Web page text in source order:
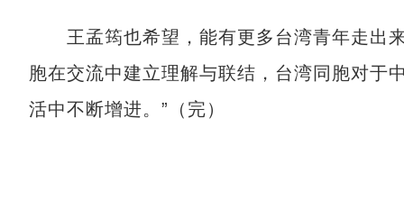
王孟筠也希望，能有更多台湾青年走出来
胞在交流中建立理解与联结，台湾同胞对于
活中不断增进。”（完）